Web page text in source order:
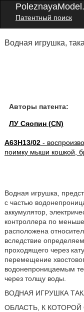
Патентный поиск
Водная игрушка,
Авторы патента:
ЛУ Сяопин (CN)
A63H13/02-
поимку мыши кошкой,
Водная игрушка,
с частью
аккумулятор,
контроллера по
расположена
вследствие
проходящего через
перемещение
водонепроницаемым
через толщу воды.
ВОДНАЯ ИГРУШКА
ОБЛАСТЬ, К